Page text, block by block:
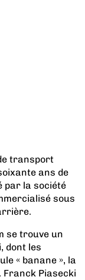
transport
ans de
par la société
sous
se trouve un
dont les
« banane », la
Franck Piasecki